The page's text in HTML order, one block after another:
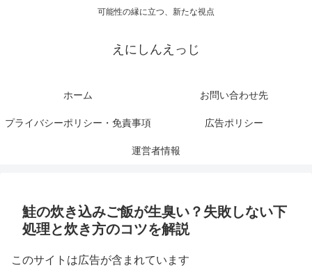
可能性の縁に立つ、新たな視点
えにしんえっじ
ホーム お問い合わせ先
プライバシーポリシー・免責事項 広告ポリシー
運営者情報
鮭の炊き込みご飯が生臭い？失敗しない下
処理と炊き方のコツを解説
このサイトは広告が含まれています